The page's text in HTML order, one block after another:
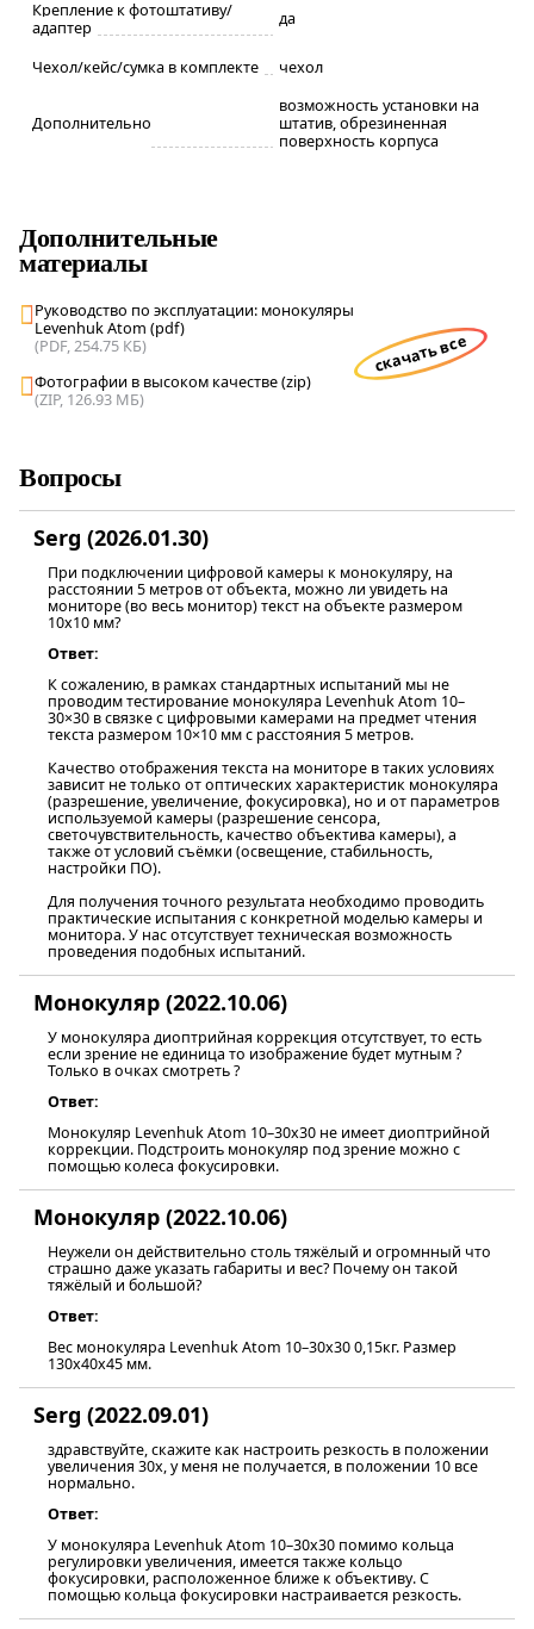
Крепление к фотоштативу/
адаптер
да
Чехол/кейс/сумка в комплекте чехол
Дополнительно
возможность установки на
штатив, обрезиненная
поверхность корпуса
Дополнительные
материалы
Руководство по эксплуатации: монокуляры
Levenhuk Atom (pdf)
(PDF, 254.75 КБ)
Фотографии в высоком качестве (zip)
(ZIP, 126.93 МБ)
скачать все
Вопросы
Serg (2026.01.30)
При подключении цифровой камеры к монокуляру, на
расстоянии 5 метров от объекта, можно ли увидеть на
мониторе (во весь монитор) текст на объекте размером
10х10 мм?
Ответ:
К сожалению, в рамках стандартных испытаний мы не
проводим тестирование монокуляра Levenhuk Atom 10–
30×30 в связке с цифровыми камерами на предмет чтения
текста размером 10×10 мм с расстояния 5 метров.
Качество отображения текста на мониторе в таких условиях
зависит не только от оптических характеристик монокуляра
(разрешение, увеличение, фокусировка), но и от параметров
используемой камеры (разрешение сенсора,
светочувствительность, качество объектива камеры), а
также от условий съёмки (освещение, стабильность,
настройки ПО).
Для получения точного результата необходимо проводить
практические испытания с конкретной моделью камеры и
монитора. У нас отсутствует техническая возможность
проведения подобных испытаний.
Монокуляр (2022.10.06)
У монокуляра диоптрийная коррекция отсутствует, то есть
если зрение не единица то изображение будет мутным ?
Только в очках смотреть ?
Ответ:
Монокуляр Levenhuk Atom 10–30х30 не имеет диоптрийной
коррекции. Подстроить монокуляр под зрение можно с
помощью колеса фокусировки.
Монокуляр (2022.10.06)
Неужели он действительно столь тяжёлый и огромнный что
страшно даже указать габариты и вес? Почему он такой
тяжёлый и большой?
Ответ:
Вес монокуляра Levenhuk Atom 10–30х30 0,15кг. Размер
130х40х45 мм.
Serg (2022.09.01)
здравствуйте, скажите как настроить резкость в положении
увеличения 30х, у меня не получается, в положении 10 все
нормально.
Ответ:
У монокуляра Levenhuk Atom 10–30х30 помимо кольца
регулировки увеличения, имеется также кольцо
фокусировки, расположенное ближе к объективу. С
помощью кольца фокусировки настраивается резкость.